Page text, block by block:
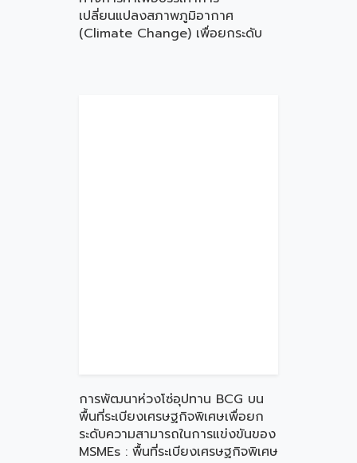
เปลี่ยนแปลงสภาพภูมิอากาศ
(Climate Change) เพื่อยกระดับ
การพัฒนาห่วงโซ่อุปทาน BCG บน
พื้นที่ระเบียงเศรษฐกิจพิเศษเพื่อยก
ระดับความสามารถในการแข่งขันของ
MSMEs : พื้นที่ระเบียงเศรษฐกิจพิเศษ